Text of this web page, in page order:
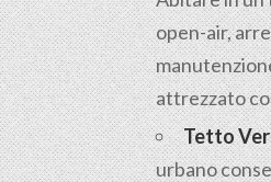
open-air,
attrezzato
Tetto
urbano